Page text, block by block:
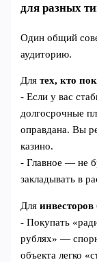
для разных
Один общий
аудиторию.
Длятех, кто
- Если у вас
долгосрочные
оправдана. Вы
казино.
- Главное — не
закладывать в
Дляинвесторов
- Покупать
рублях» —
объекта легко